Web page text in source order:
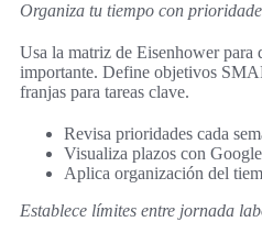
Organiza tu tiempo con
Usa la matriz de Eisenhower
importante. Define objetivos
franjas para tareas clave.
Revisa prioridades cada
Visualiza plazos con
Aplica organización del
Establece límites entre jornada